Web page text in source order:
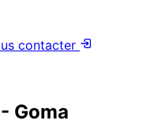
contacter
Goma